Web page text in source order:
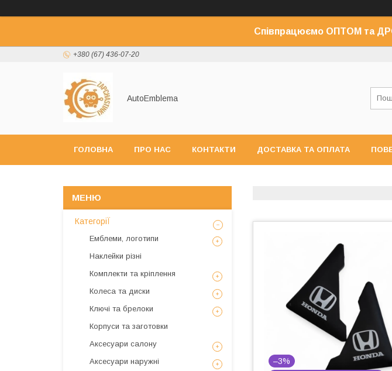
Співпрацюємо ОПТОМ та
+380 (67) 436-07-20
AutoEmblema
ГОЛОВНА ПРО НАС КОНТАКТИ ДОСТАВКА ТА ОПЛАТА
–3%
КатегоріЇ
Емблеми, логотипи
Наклейки різні
Комплекти та кріплення
Колеса та диски
Ключі та брелоки
Корпуси та заготовки
Аксесуари салону
Аксесуари наружні